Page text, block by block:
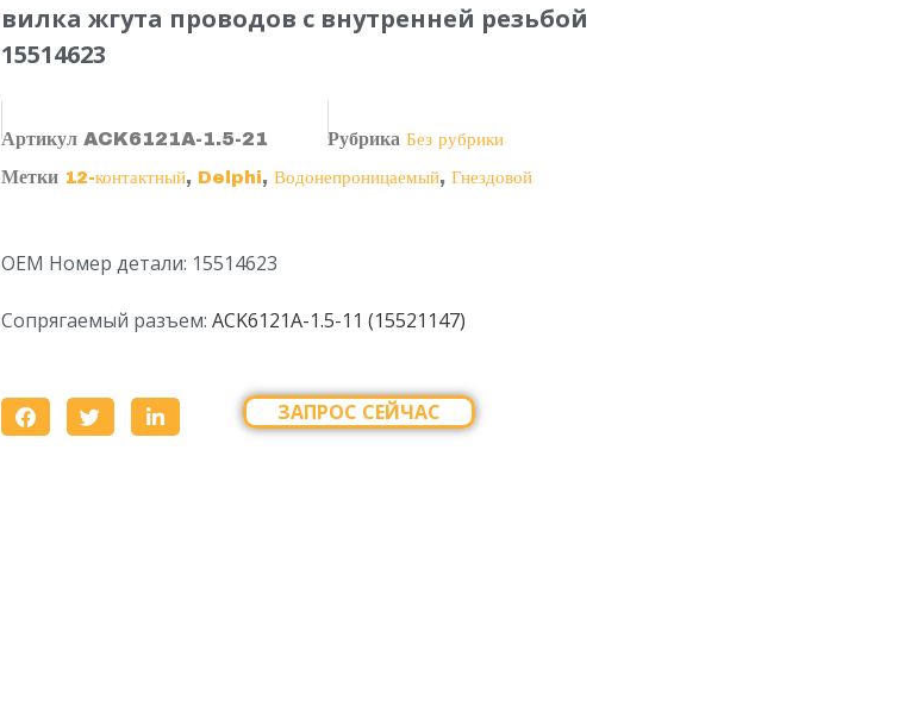
вилка жгута проводов с внутренней резьбой
15514623
Артикул ACK6121A-1.5-21 Рубрика Без рубрики
Метки 12-контактный, Delphi, Водонепроницаемый, Гнездовой
OEM Номер детали: 15514623
Сопрягаемый разъем: ACK6121A-1.5-11 (15521147)
ЗАПРОС СЕЙЧАС